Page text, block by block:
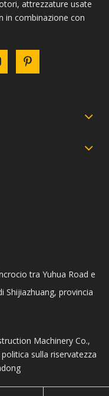
attrezzature usate
in combinazione con
tra Yuhua Road e
Shijiazhuang, provincia
Machinery Co.,
politica sulla riservatezza